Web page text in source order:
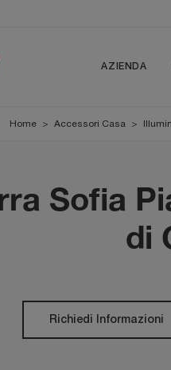
AZIENDA
Home > Accessori Casa >
Sofia
di
Richiedi Informazioni